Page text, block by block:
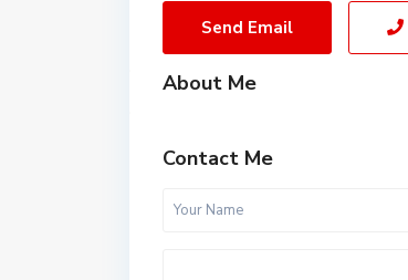
Send Email
About Me
Contact Me